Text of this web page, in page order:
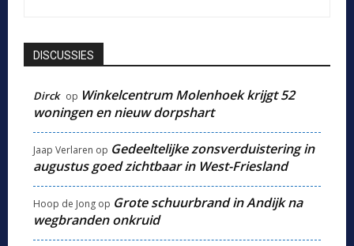
DISCUSSIES
Dirck op Winkelcentrum Molenhoek krijgt 52
woningen en nieuw dorpshart
Jaap Verlaren op Gedeeltelijke zonsverduistering in
augustus goed zichtbaar in West-Friesland
Hoop de Jong op Grote schuurbrand in Andijk na
wegbranden onkruid